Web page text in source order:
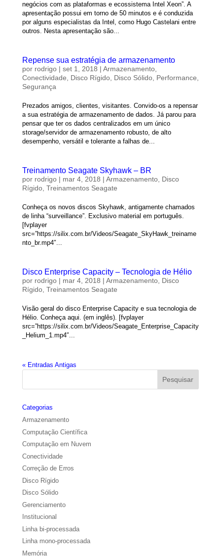
negócios com as plataformas e ecossistema Intel Xeon”. A
apresentação possui em torno de 50 minutos e é conduzida
por alguns especialistas da Intel, como Hugo Castelani entre
outros. Nesta apresentação são...
Repense sua estratégia de armazenamento
por rodrigo| set 1, 2018 | Armazenamento,
Conectividade
Disco Rígido, Disco Sólido, Performance
Segurança
Prezados amigos, clientes, visitantes. Convido-os a repensar
a sua estratégia de armazenamento de dados. Já parou para
pensar que ter os dados centralizados em um único
storage/servidor de armazenamento robusto, de alto
desempenho, versátil e tolerante a falhas de...
Treinamento Seagate Skyhawk – BR
por rodrigo| mar 4, 2018 | Armazenamento, Disco
Rígido, Treinamentos Seagate
Conheça os novos discos Skyhawk, antigamente chamados
de linha “surveillance”. Exclusivo material em português.
[fvplayer
src=”https://silix.com.br/Videos/Seagate_SkyHawk_treiname
nto_br.mp4″...
Disco Enterprise Capacity – Tecnologia de Hélio
por rodrigo| mar 4, 2018 | Armazenamento, Disco
Rígido, Treinamentos Seagate
Visão geral do disco Enterprise Capacity e sua tecnologia de
Hélio. Conheça aqui. (em inglês). [fvplayer
src=”https://silix.com.br/Videos/Seagate_Enterprise_Capacity
_Helium_1.mp4″...
« Entradas Antigas
Categorias
Armazenamento
Computação Científica
Computação em Nuvem
Conectividade
Correção de Erros
Disco Rígido
Disco Sólido
Gerenciamento
Institucional
Linha bi-processada
Linha mono-processada
Memória